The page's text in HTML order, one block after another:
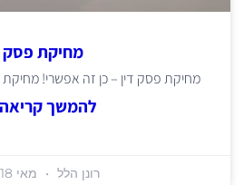
מחיקת פסק
מחיקת פסק דין – כן זה אפשרי! מחיקת
להמשך
רונן הלל מאי 18, 2019